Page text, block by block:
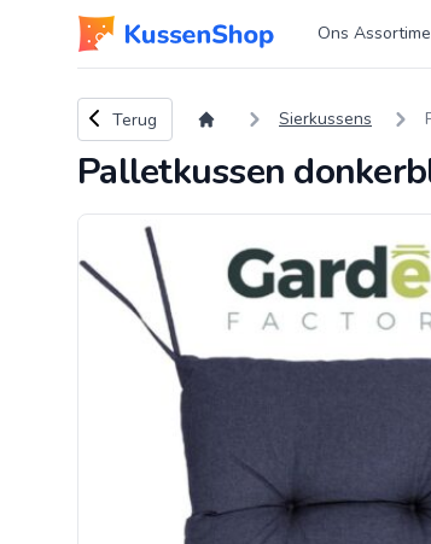
Logo www.kussenshop.nl Ons
Terug naar overzicht
Terug Sierkussens
Palletkussen